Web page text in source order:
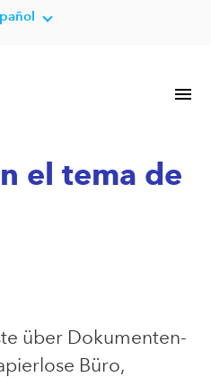
el tema de
über Dokumenten-
Büro,